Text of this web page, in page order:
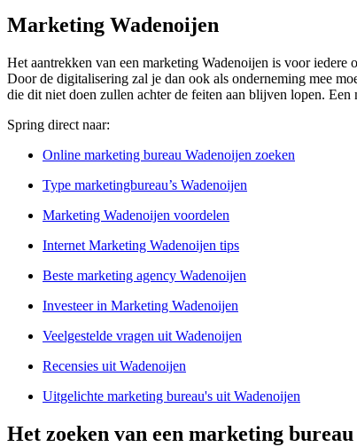
Marketing Wadenoijen
Het aantrekken van een marketing Wadenoijen is voor
Door de digitalisering zal je dan ook als onderneming mee
die dit niet doen zullen achter de feiten aan blijven lopen.
Spring direct naar:
Online marketing bureau Wadenoijen zoeken
Type marketingbureau’s Wadenoijen
Marketing Wadenoijen voordelen
Internet Marketing Wadenoijen tips
Beste marketing agency Wadenoijen
Investeer in Marketing Wadenoijen
Veelgestelde vragen uit Wadenoijen
Recensies uit Wadenoijen
Uitgelichte marketing bureau's uit Wadenoijen
Het zoeken van een marketing